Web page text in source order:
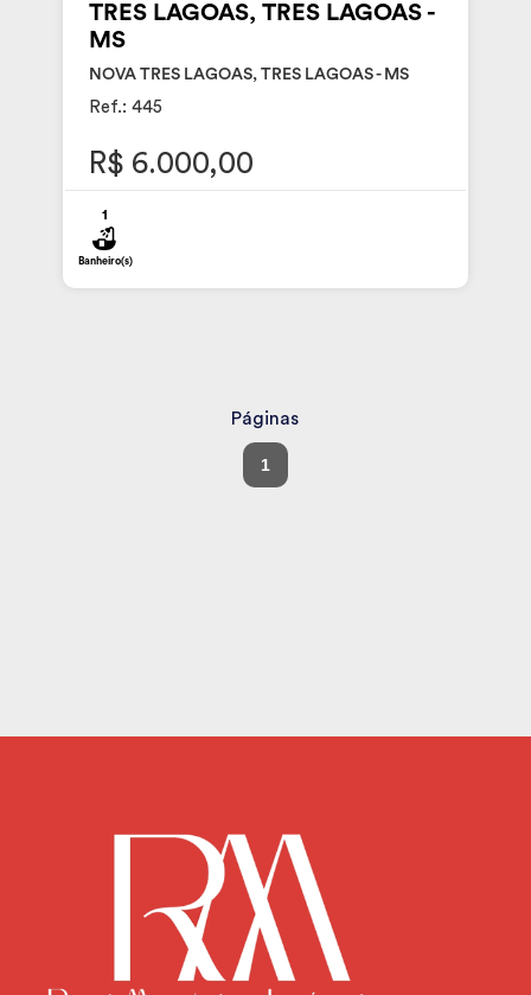
TRES LAGOAS, TRES LAGOAS -
MS
NOVA TRES LAGOAS, TRES LAGOAS - MS
Ref.: 445
R$ 6.000,00
1
Banheiro(s)
Páginas
1